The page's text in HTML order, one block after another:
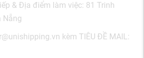
& Địa điểm làm việc: 81 Trinh
Nẵng
kèm TIÊU ĐỀ MAIL: